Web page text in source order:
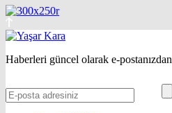
Haberleri güncel olarak e-